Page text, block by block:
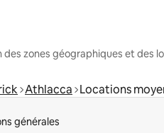
zones géographiques et des
Athlacca Locations
générales